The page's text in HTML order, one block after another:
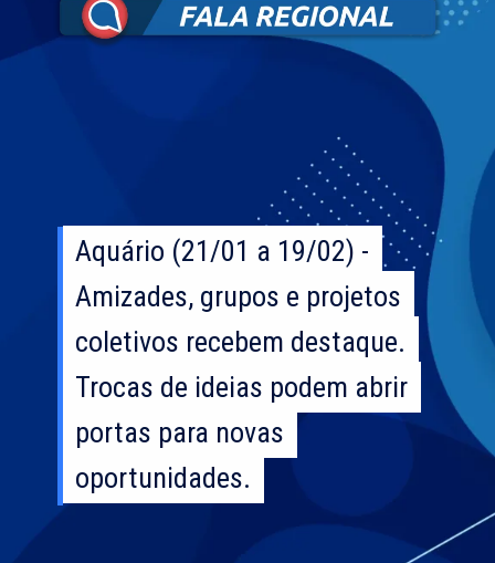
Aquário (21/01 a 19/02) -
Amizades, grupos e projetos
coletivos recebem destaque.
Trocas de ideias podem abrir
portas para novas
oportunidades.
Aquário (21/01 a 19/02) -
Amizades, grupos e projetos
coletivos recebem destaque.
Trocas de ideias podem abrir
portas para novas
oportunidades.